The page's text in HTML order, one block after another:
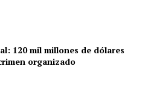
120 mil millones de dólares
organizado